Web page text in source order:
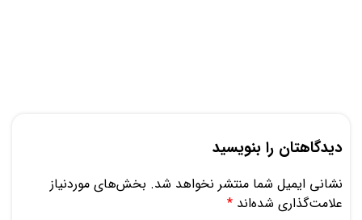
دیدگاهتان را بنویسید
نشانی ایمیل شما منتشر نخواهد شد. بخش‌های موردنیاز
علامت‌گذاری شده‌اند *